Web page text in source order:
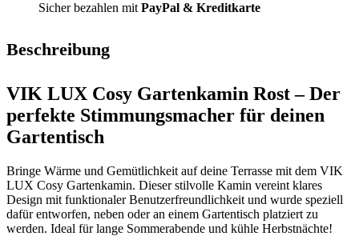
Sicher bezahlen mit PayPal & Kreditkarte
Beschreibung
VIK LUX Cosy Gartenkamin Rost – Der
perfekte Stimmungsmacher für deinen
Gartentisch
Bringe Wärme und Gemütlichkeit auf deine Terrasse mit dem VIK
LUX Cosy Gartenkamin. Dieser stilvolle Kamin vereint klares
Design mit funktionaler Benutzerfreundlichkeit und wurde speziell
dafür entworfen, neben oder an einem Gartentisch platziert zu
werden. Ideal für lange Sommerabende und kühle Herbstnächte!